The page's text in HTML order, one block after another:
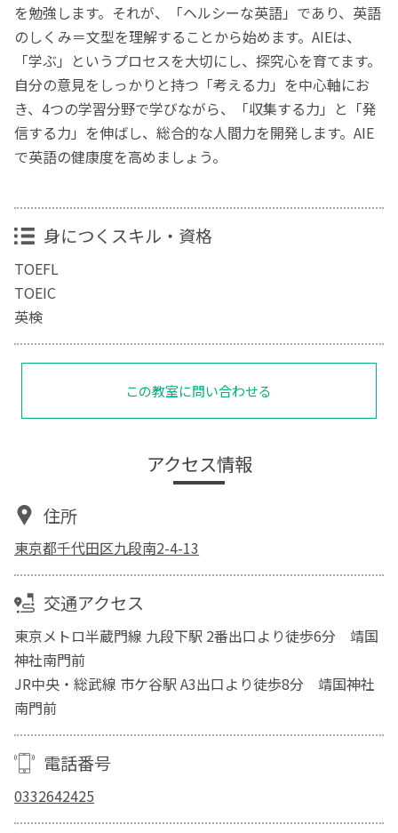
を勉強します。それが、「ヘルシーな英語」であり、英語
のしくみ＝文型を理解することから始めます。AIEは、
「学ぶ」というプロセスを大切にし、探究心を育てます。
自分の意見をしっかりと持つ「考える力」を中心軸にお
き、4つの学習分野で学びながら、「収集する力」と「発
信する力」を伸ばし、総合的な人間力を開発します。AIE
で英語の健康度を高めましょう。
身につくスキル・資格
TOEFL
TOEIC
英検
この教室に問い合わせる
アクセス情報
住所
東京都千代田区九段南2-4-13
交通アクセス
東京メトロ半蔵門線 九段下駅 2番出口より徒歩6分 靖国
神社南門前
JR中央・総武線 市ケ谷駅 A3出口より徒歩8分 靖国神社
南門前
電話番号
0332642425